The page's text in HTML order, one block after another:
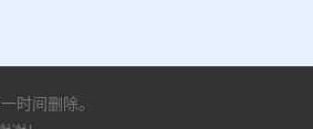
时间删除。